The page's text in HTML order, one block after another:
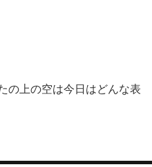
の上の空は今日はどんな表